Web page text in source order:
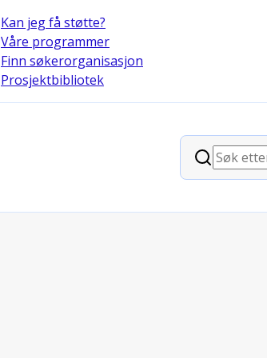
Kan jeg få støtte?
Våre programmer
Finn søkerorganisasjon
Prosjektbibliotek
Søk